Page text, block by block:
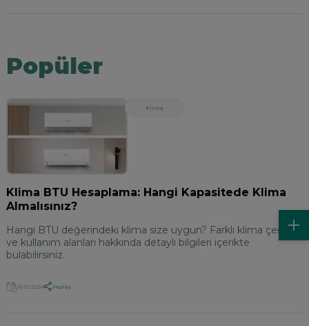
Popüler
Klima
Klima BTU Hesaplama: Hangi Kapasitede Klima
Almalısınız?
Hangi BTU değerindeki klima size uygun? Farklı klima çeşitleri
ve kullanım alanları hakkında detaylı bilgileri içerikte
bulabilirsiniz.
18.10.2024 Paylaş